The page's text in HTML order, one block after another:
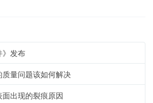
》发布
量问题该如何解决
出现的裂痕原因